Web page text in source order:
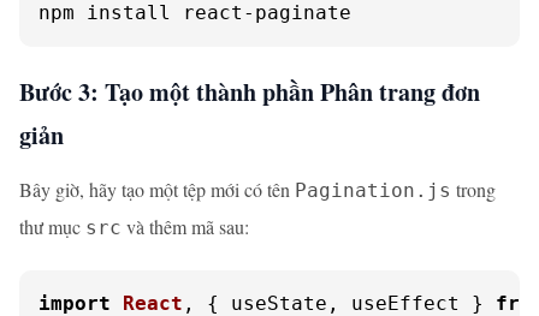
npm install react-paginate
Bước 3: Tạo một thành phần Phân trang đơn
giản
Bây giờ, hãy tạo một tệp mới có tên Pagination.js trong
thư mục src và thêm mã sau:
import React , { useState, useEffect }